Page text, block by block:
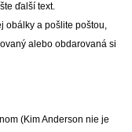
ďalší text.
obálky a pošlite poštou,
alebo obdarovaná si
(Kim Anderson nie je